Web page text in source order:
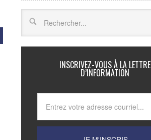
INSCRIVEZ-VOUS À LA LETTRE
D’INFORMATION